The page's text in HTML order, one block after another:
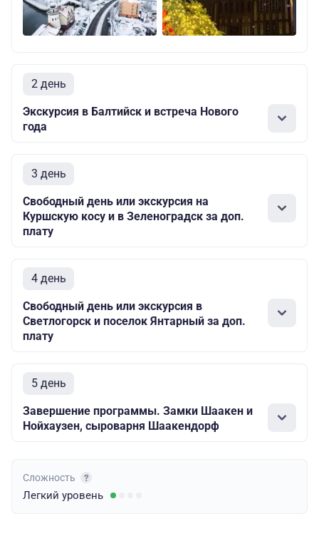
2 день
Экскурсия в Балтийск и встреча Нового
года
3 день
Свободный день или экскурсия на
Куршскую косу и в Зеленоградск за доп.
плату
4 день
Свободный день или экскурсия в
Светлогорск и поселок Янтарный за доп.
плату
5 день
Завершение программы. Замки Шаакен и
Нойхаузен, сыроварня Шаакендорф
Сложность
Легкий уровень